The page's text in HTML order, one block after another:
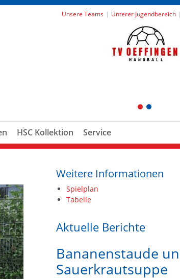
Unsere Teams Unterer Jugendbereich
1 2
HSC Kollektion Service
Weitere Informationen
Spielplan
Tabelle
Aktuelle Berichte
Bananenstaude
Sauerkrautsuppe